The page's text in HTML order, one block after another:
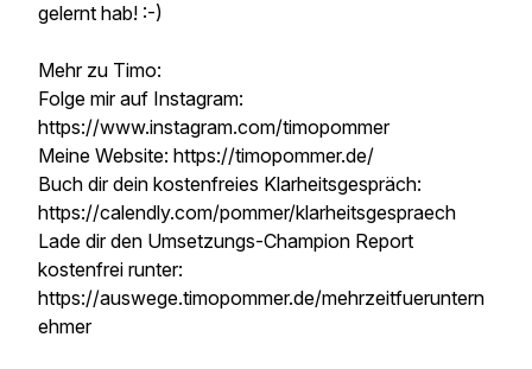
gelernt hab! :-)
Mehr zu Timo:
Folge mir auf Instagram:
https://www.instagram.com/timopommer
Meine Website: https://timopommer.de/
Buch dir dein kostenfreies Klarheitsgespräch:
https://calendly.com/pommer/klarheitsgespraech
Lade dir den Umsetzungs-Champion Report
kostenfrei runter:
https://auswege.timopommer.de/mehrzeitfueruntern
ehmer